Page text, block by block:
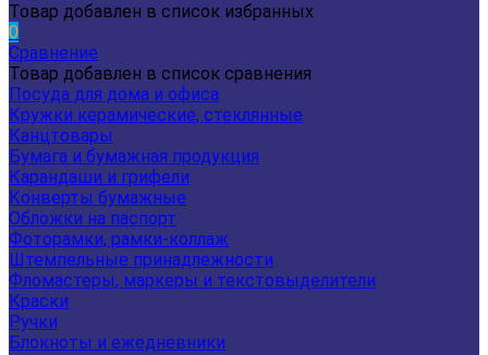
Товар добавлен в список избранных
0
Сравнение
Товар добавлен в список сравнения
Посуда для дома и офиса
Кружки керамические, стеклянные
Канцтовары
Бумага и бумажная продукция
Карандаши и грифели
Конверты бумажные
Обложки на паспорт
Фоторамки, рамки-коллаж
Штемпельные принадлежности
Фломастеры, маркеры и текстовыделители
Краски
Ручки
Блокноты и ежедневники